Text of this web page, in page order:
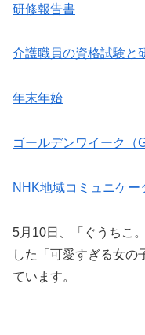
研修報告書
介護職員の資格試験と
年末年始
ゴールデンワイーク（
NHK地域コミュニケー
5月10日、「ぐうちこ
した「可愛すぎる女の
ています。